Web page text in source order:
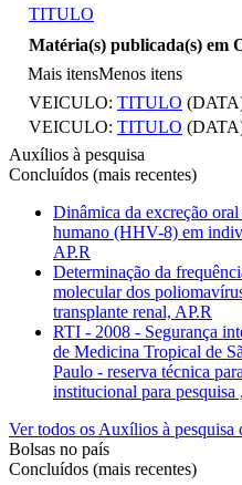
TITULO
Matéria(s) publicada(s) em
Mais itensMenos itens
VEICULO: TITULO
VEICULO: TITULO
Auxílios à pesquisa
Concluídos (mais recentes)
Dinâmica da excreção
humano (HHV-8) em
AP.R
Determinação da
molecular dos
transplante renal, AP.R
RTI - 2008 - Segurança
de Medicina Tropical de
Paulo - reserva técnica
institucional para
Ver todos os Auxílios à pesquisa
Bolsas no país
Concluídos (mais recentes)